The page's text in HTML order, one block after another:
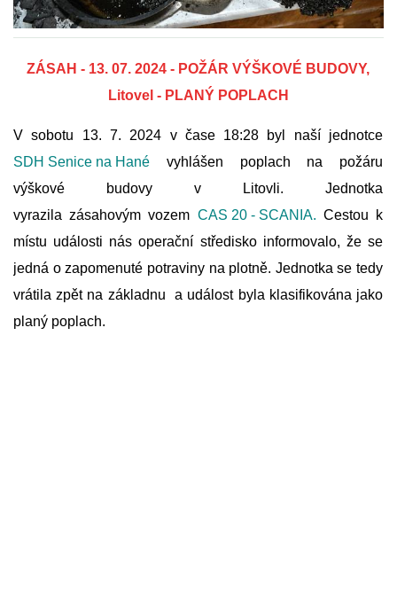
FOTOGALERIE
PREVENCE
HISTORIE
E-KRONIKA
PARTNEŘI
ZÁSAH - 13. 07. 2024 - POŽÁR VÝŠKOVÉ BUDOVY,
Litovel - PLANÝ POPLACH
V sobotu 13. 7. 2024 v čase 18:28 byl naší jednotce
SDH Senice na Hané vyhlášen poplach na požáru
výškové budovy v Litovli. Jednotka
vyrazila zásahovým vozem CAS 20 - SCANIA. Cestou k
místu události nás operační středisko informovalo, že se
jedná o zapomenuté potraviny na plotně. Jednotka se tedy
vrátila zpět na základnu a událost byla klasifikována jako
planý poplach.